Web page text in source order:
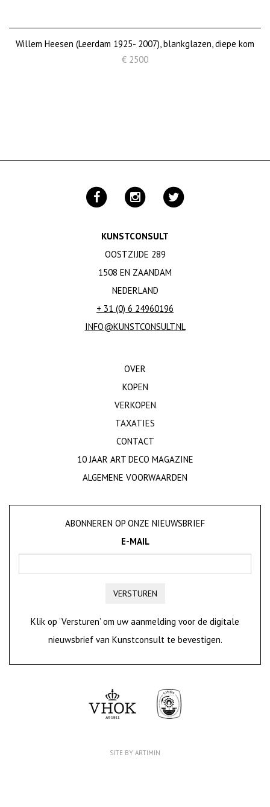
Willem Heesen (Leerdam 1925- 2007), blankglazen, diepe kom
€ 2500
KUNSTCONSULT
OOSTZIJDE 289
1508 EN ZAANDAM
NEDERLAND
+ 31 (0) 6 24960196
INFO@KUNSTCONSULT.NL
OVER
KOPEN
VERKOPEN
TAXATIES
CONTACT
10 JAAR ART DECO MAGAZINE
ALGEMENE VOORWAARDEN
ABONNEREN OP ONZE NIEUWSBRIEF
E-MAIL
VERSTUREN
Klik op ‘Versturen’ om uw aanmelding voor de digitale
nieuwsbrief van Kunstconsult te bevestigen.
SITE BY ARTIMIN